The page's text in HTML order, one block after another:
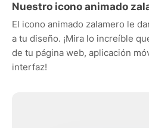
Nuestro icono animado
El icono animado zalamero le
a tu diseño. ¡Mira lo increíble
de tu página web, aplicación
interfaz!